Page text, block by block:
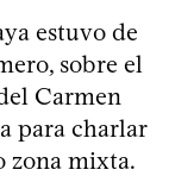
estuvo de
sobre el
Carmen
para charlar
zona mixta.